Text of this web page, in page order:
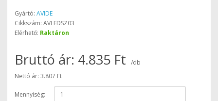
Gyártó: AVIDE
Cikkszám: AVLEDSZ03
Elérhető: Raktáron
Bruttó ár: 4.835 Ft
/db
Nettó ár: 3.807 Ft
Mennyiség: